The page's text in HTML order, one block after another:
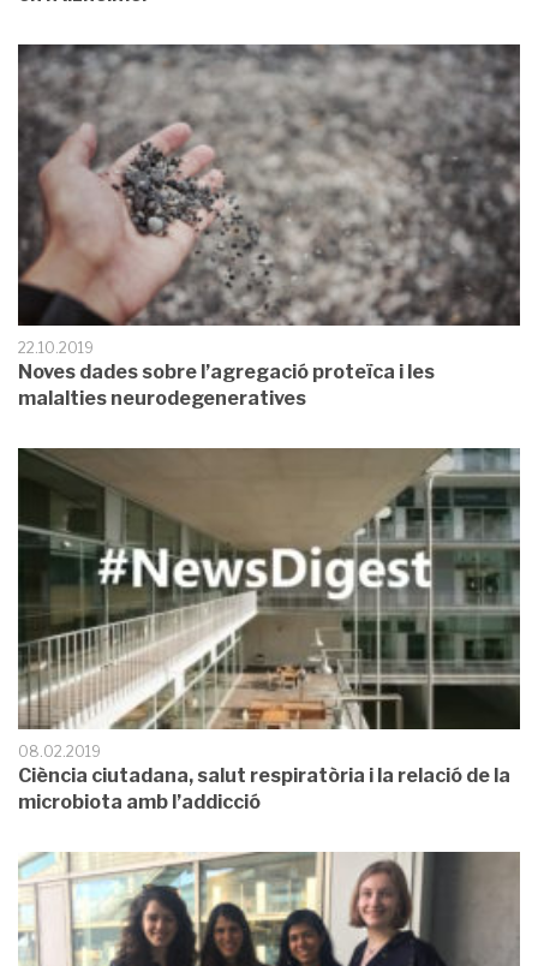
22.10.2019
Noves dades sobre l’agregació proteïca i les
malalties neurodegeneratives
08.02.2019
Ciència ciutadana, salut respiratòria i la relació de la
microbiota amb l’addicció